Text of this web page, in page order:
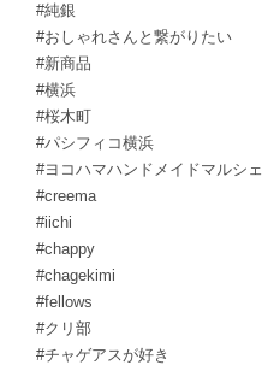
#純銀
#おしゃれさんと繋がりたい
#新商品
#横浜
#桜木町
#パシフィコ横浜
#ヨコハマハンドメイドマルシェ
#creema
#iichi
#chappy
#chagekimi
#fellows
#クリ部
#チャゲアスが好き